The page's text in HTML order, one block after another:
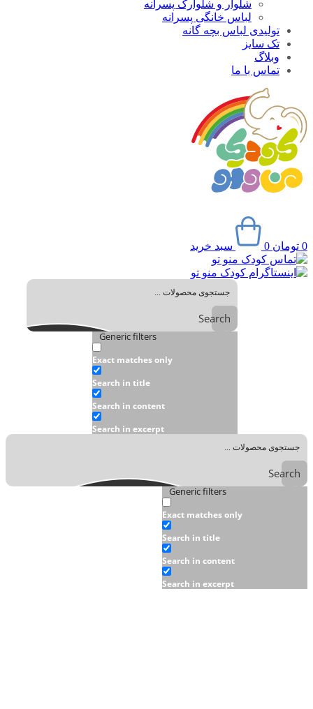
شلوار و شلوارک پسرانه
لباس خانگی پسرانه
تولیدی لباس بچه گانه
تک سایز
وبلاگ
تماس با ما
0 تومان 0 سبد خرید
Search
Generic filters
Exact matches only
Search in title
Search in content
Search in excerpt
Search
Generic filters
Exact matches only
Search in title
Search in content
Search in excerpt